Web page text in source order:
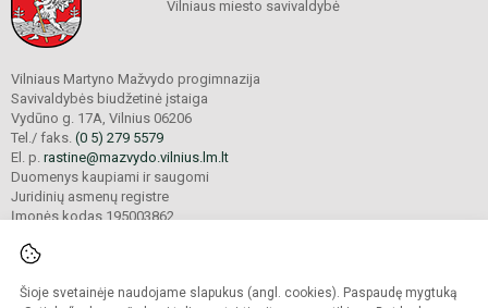
Šioje svetainėje naudojame slapukus (angl. cookies). Paspaudę mygtuką
Vilniaus miesto savivaldybė
Vilniaus Martyno Mažvydo progimnazija
Savivaldybės biudžetinė įstaiga
Vydūno g. 17A, Vilnius 06206
Tel./ faks. (0 5) 279 5579
El. p. rastine@mazvydo.vilnius.lm.lt
Duomenys kaupiami ir saugomi
Juridinių asmenų registre
Įmonės kodas 195003862
© 2022. Vilniaus Martyno Mažvydo progimnazija. Visos teisės saugomos.